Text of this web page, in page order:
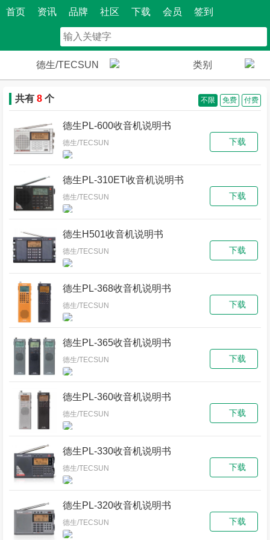
首页 资讯 品牌 社区 下载 会员 签到
德生/TECSUN 类别
共有 8 个 不限 免费 付费
德生PL-600收音机说明书
德生/TECSUN 下载
德生PL-310ET收音机说明书
德生/TECSUN 下载
德生H501收音机说明书
德生/TECSUN 下载
德生PL-368收音机说明书
德生/TECSUN 下载
德生PL-365收音机说明书
德生/TECSUN 下载
德生PL-360收音机说明书
德生/TECSUN 下载
德生PL-330收音机说明书
德生/TECSUN 下载
德生PL-320收音机说明书
德生/TECSUN 下载